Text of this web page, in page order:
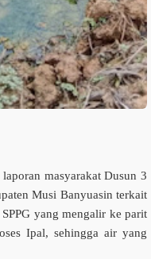
masyarakat Dusun 3
Musi Banyuasin terkait
yang mengalir ke parit
Ipal, sehingga air yang